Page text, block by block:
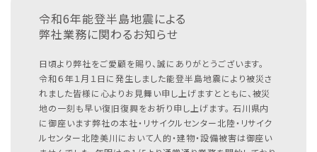
令和6年能登半島地震による
弊社業務に関わるお知らせ
日頃より弊社をご愛顧を賜り、誠にありがとうございます。
令和６年１月１日に発生しました能登半島地震により被災さ
れました皆様に心よりお見舞い申し上げますとともに、被災
地の一刻も早い復旧復興をお祈り申し上げます。 石川県内
に御座います弊社の本社・リサイクルセンター北陸・リサイク
ルセンター北陸美川において人的・建物・設備被害は御座い